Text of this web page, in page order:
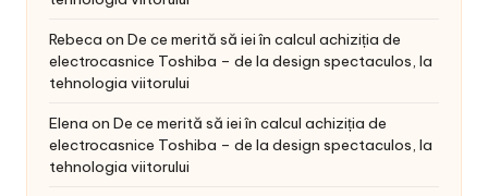
Rebeca on De ce merită să iei în calcul achiziția de
electrocasnice Toshiba – de la design spectaculos, la
tehnologia viitorului
Elena on De ce merită să iei în calcul achiziția de
electrocasnice Toshiba – de la design spectaculos, la
tehnologia viitorului